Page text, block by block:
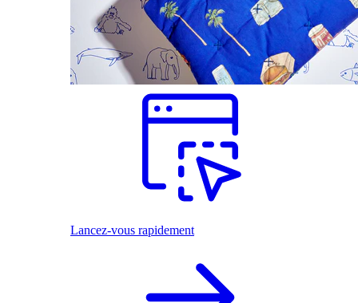
Lancez-vous rapidement